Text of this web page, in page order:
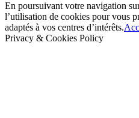
En poursuivant votre navigation
l’utilisation de cookies pour vous
adaptés à vos centres d’intérêts.
Privacy & Cookies Policy